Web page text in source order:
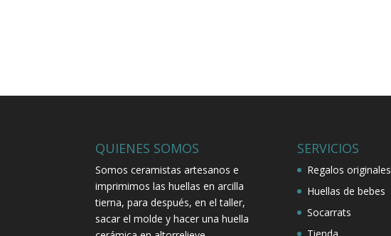
QUIENES SOMOS
Somos ceramistas artesanos e
imprimimos las huellas en arcilla
tierna, para después, en el taller,
sacar el molde y hacer una huella
SERVICIOS
Regalos originales
Huellas de bebes
Socarrats